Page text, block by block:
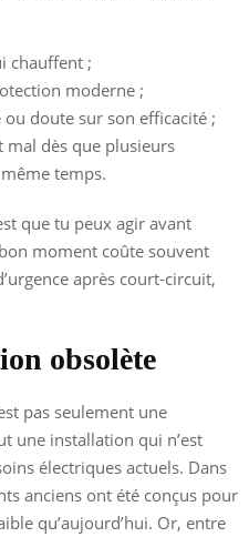
chauffent ;
moderne ;
doute sur son efficacité ;
dès que plusieurs
temps.
que tu peux agir avant
moment coûte souvent
après court-circuit,
obsolète
pas seulement une
une installation qui n’est
électriques actuels. Dans
anciens ont été conçus pour
qu’aujourd’hui. Or, entre